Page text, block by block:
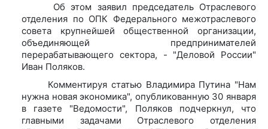
Об этом заявил председатель Отраслевого
отделения по ОПК Федерального межотраслевого
совета крупнейшей общественной организации,
объединяющей предпринимателей
перерабатывающего сектора, - "Деловой России"
Иван Поляков.
Комментируя статью Владимира Путина "Нам
нужна новая экономика", опубликованную 30 января
в газете "Ведомости", Поляков подчеркнул, что
главными задачами Отраслевого отделения